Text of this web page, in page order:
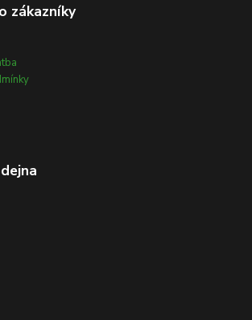
zákazníky